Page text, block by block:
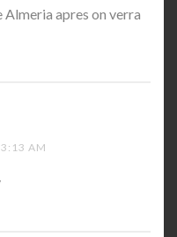
Almeria apres on verra
AM